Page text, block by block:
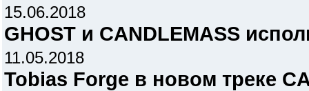
15.06.2018
GHOST и CANDLEMASS
11.05.2018
Tobias Forge в новом треке